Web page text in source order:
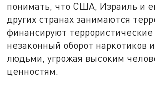
понимать, что США, Израиль и
других странах занимаются
финансируют террористические
незаконный оборот наркотиков
людьми, угрожая высоким
ценностям.